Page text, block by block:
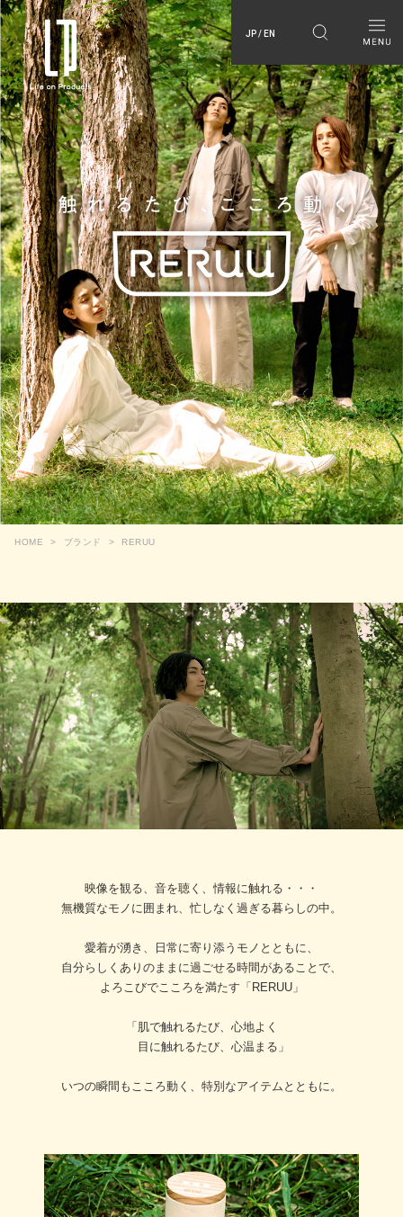
JP / EN
HOME ブランド RERUU
映像を観る、音を聴く、情報に触れる・・・
無機質なモノに囲まれ、忙しなく過ぎる暮らしの中。
愛着が湧き、日常に寄り添うモノとともに、
自分らしくありのままに過ごせる時間があることで、
よろこびでこころを満たす「RERUU」
「肌で触れるたび、心地よく
目に触れるたび、心温まる」
いつの瞬間もこころ動く、特別なアイテムとともに。